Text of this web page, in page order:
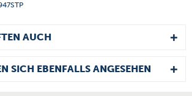
AUCH
SICH EBENFALLS ANGESEHEN